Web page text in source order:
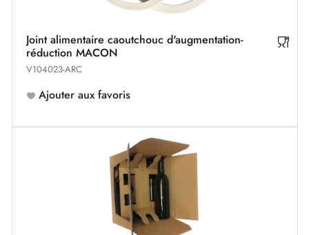
Joint alimentaire caoutchouc d'augmentation-
réduction MACON
V104023-ARC
Ajouter aux favoris